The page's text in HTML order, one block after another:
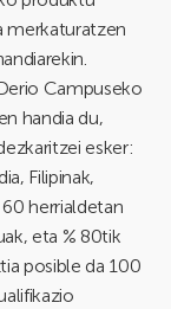
merkaturatzen
Campuseko
handia du,
esker:
Filipinak,
60 herrialdetan
eta % 80tik
posible da 100